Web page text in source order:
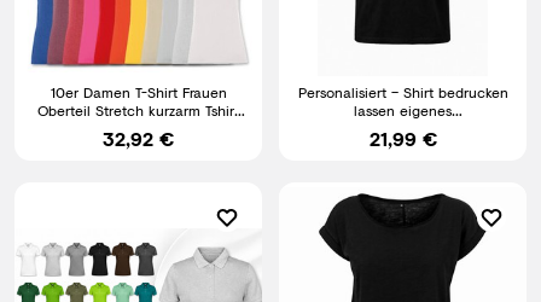
10er Damen T-Shirt Frauen
Oberteil Stretch kurzarm Tshirt
Set XS S M L XL XXL
32,92 €
Personalisiert – Shirt bedrucken
lassen eigenes
Motiv/Foto/Text/Logo Verein
21,99 €